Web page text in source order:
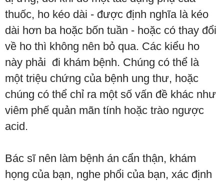
thuốc, ho kéo dài - được định nghĩa là kéo
dài hơn ba hoặc bốn tuần - hoặc có thay đổi
về ho thì không nên bỏ qua. Các kiểu ho
này phải đi khám bệnh. Chúng có thể là
một triệu chứng của bệnh ung thư, hoặc
chúng có thể chỉ ra một số vấn đề khác như
viêm phế quản mãn tính hoặc trào ngược
acid.
Bác sĩ nên làm bệnh án cẩn thận, khám
họng của bạn, nghe phổi của bạn, xác định